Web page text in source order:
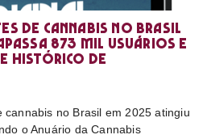
de cannabis no Brasil
873 mil usuários e
histórico de
no Brasil em 2025 atingiu
o Anuário da Cannabis